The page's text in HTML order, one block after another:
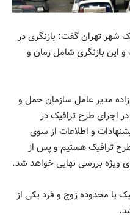
شهر تهران گفت: بازنگری در
این بازنگری شامل زمان و
مدیر عامل سازمان حمل و
در اجرای طرح ترافیک در
و اطلاعات از سوی
طرح ترافیک هستیم و پس از
ویژه بررسی نهایی خواهد شد.
یا محدوده زوج و فرد یکی از